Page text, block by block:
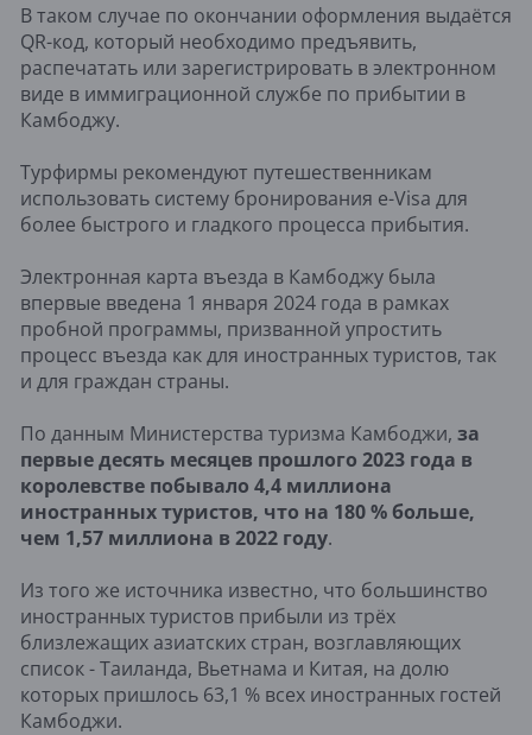
В таком случае по окончании оформления выдаётся
QR-код, который необходимо предъявить,
распечатать или зарегистрировать в электронном
виде в иммиграционной службе по прибытии в
Камбоджу.
Турфирмы рекомендуют путешественникам
использовать систему бронирования e-Visa для
более быстрого и гладкого процесса прибытия.
Электронная карта въезда в Камбоджу была
впервые введена 1 января 2024 года в рамках
пробной программы, призванной упростить
процесс въезда как для иностранных туристов, так
и для граждан страны.
По данным Министерства туризма Камбоджи, за
первые десять месяцев прошлого 2023 года в
королевстве побывало 4,4 миллиона
иностранных туристов, что на 180 % больше,
чем 1,57 миллиона в 2022 году.
Из того же источника известно, что большинство
иностранных туристов прибыли из трёх
близлежащих азиатских стран, возглавляющих
список - Таиланда, Вьетнама и Китая, на долю
которых пришлось 63,1 % всех иностранных гостей
Камбоджи.